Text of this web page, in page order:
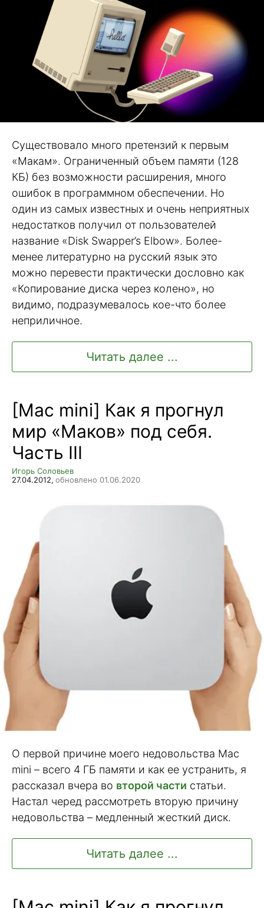
Существовало много претензий к первым
«Макам». Ограниченный объем памяти (128
КБ) без возможности расширения, много
ошибок в программном обеспечении. Но
один из самых известных и очень неприятных
недостатков получил от пользователей
название «Disk Swapper’s Elbow». Более-
менее литературно на русский язык это
можно перевести практически дословно как
«Копирование диска через колено», но
видимо, подразумевалось кое-что более
неприличное.
Читать далее ...
[Mac mini] Как я прогнул
мир «Маков» под себя.
Часть III
Игорь Соловьев
27.04.2012, обновлено 01.06.2020
О первой причине моего недовольства Mac
mini – всего 4 ГБ памяти и как ее устранить, я
рассказал вчера во второй части статьи.
Настал черед рассмотреть вторую причину
недовольства – медленный жесткий диск.
Читать далее ...